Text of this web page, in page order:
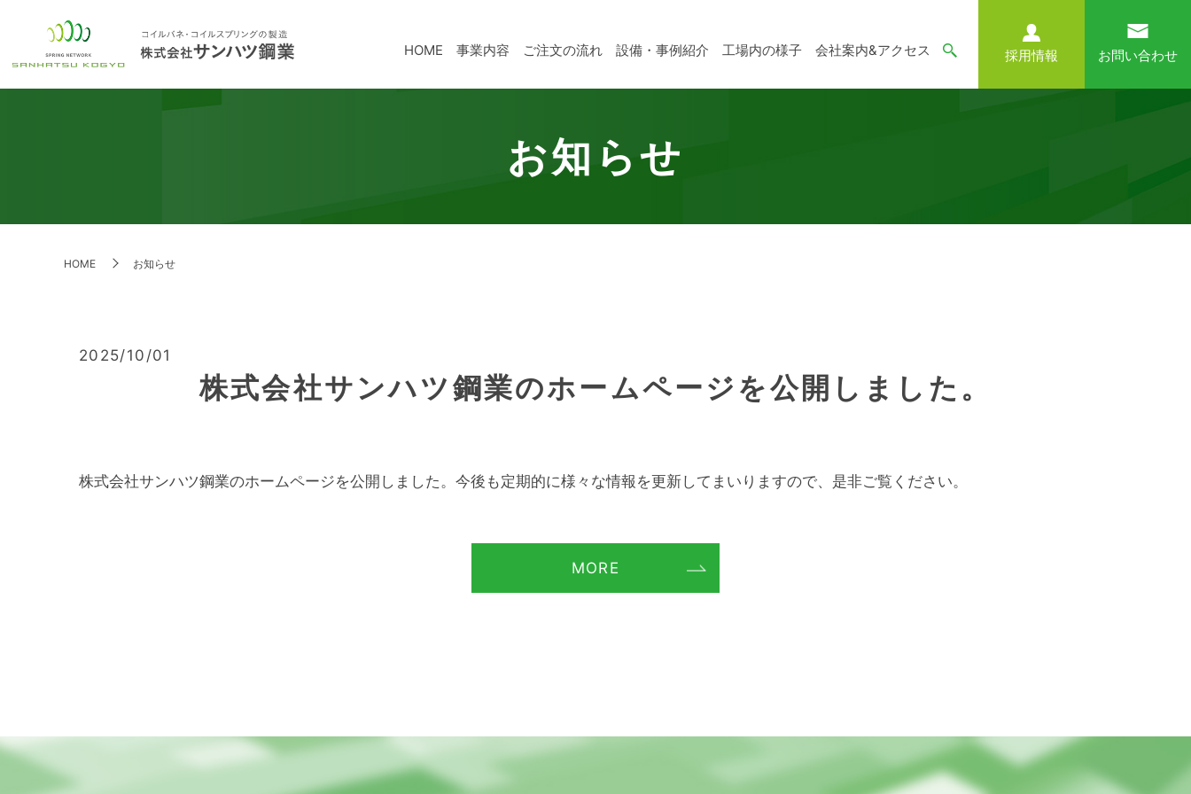
HOME 事業内容 ご注文の流れ 設備・事例紹介 工場内の様子 会社案内&アクセス 採用情報 お問い合わせ
お知らせ
HOME お知らせ
2025/10/01
株式会社サンハツ鋼業のホームページを公開しました。
株式会社サンハツ鋼業のホームページを公開しました。今後も定期的に様々な情報を更新してまいりますので、是非ご覧ください。
MORE